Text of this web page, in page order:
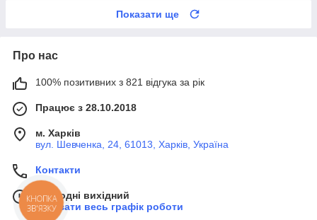
Показати ще
Про нас
100% позитивних з 821 відгука за рік
Працює з 28.10.2018
м. Харків
вул. Шевченка, 24, 61013, Харків, Україна
Контакти
Сьогодні вихідний
Показати весь графік роботи
КНОПКА
ЗВ'ЯЗКУ